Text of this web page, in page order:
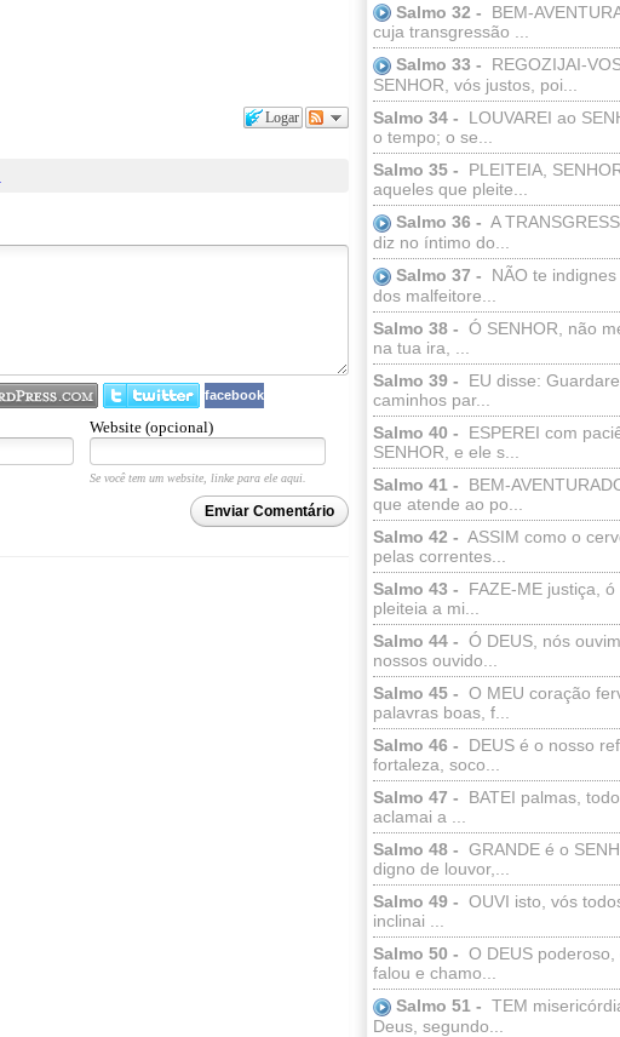
Salmo 32 -
BEM-
cuja transgressão ...
Salmo 33 -
REGOZIJAI-
SENHOR, vós justos, poi...
Salmo 34 -
LOUVAREI ao
o tempo; o se...
Salmo 35 -
PLEITEIA,
aqueles que pleite...
Salmo 36 - A
diz no íntimo do...
Salmo 37 -
NÃO te
dos malfeitore...
Salmo 38 - Ó SENHOR, não
na tua ira, ...
Salmo 39 -
EU disse:
caminhos par...
Salmo 40 -
ESPEREI com
SENHOR, e ele s...
Salmo 41 -
BEM-
que atende ao po...
Salmo 42 - ASSIM como o
pelas correntes...
Salmo 43 -
FAZE-ME justiça, ó
pleiteia a mi...
Salmo 44 - Ó DEUS, nós
nossos ouvido...
Salmo 45 - O MEU coração
palavras boas, f...
Salmo 46 -
DEUS é o nosso
fortaleza, soco...
Salmo 47 -
BATEI palmas,
aclamai a ...
Salmo 48 - GRANDE é o
digno de louvor,...
Salmo 49 - OUVI isto, vós
inclinai ...
Salmo 50 - O DEUS poderoso,
falou e chamo...
Salmo 51 - TEM
Deus, segundo...
Logar
facebook
Website (opcional)
Se você tem um website, linke para ele aqui.
Enviar Comentário